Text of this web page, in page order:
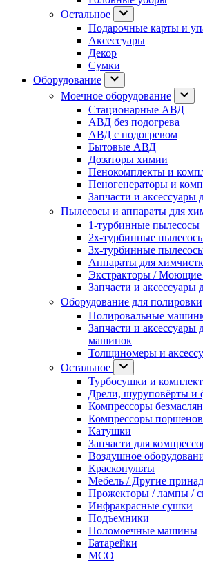
Остальное
Подарочные карты и
Аксессуары
Декор
Сумки
Оборудование
Моечное оборудование
Стационарные АВД
АВД без подогрева
АВД с подогревом
Бытовые АВД
Дозаторы химии
Пенокомплекты и
Пеногенераторы и
Запчасти и
Пылесосы и аппараты для
1-турбинные пылесосы
2х-турбинные
3х-турбинные
Аппараты для
Экстракторы / Моющие
Запчасти и аксессуары
Оборудование для полировки
Полировальные
Запчасти и аксессуары
машинок
Толщиномеры и
Остальное
Турбосушки и
Дрели, шуруповёрты и
Компрессоры
Компрессоры
Катушки
Запчасти для
Воздушное
Краскопульты
Мебель / Другие
Прожекторы / лампы /
Инфракрасные сушки
Подъемники
Поломоечные машины
Батарейки
МСО